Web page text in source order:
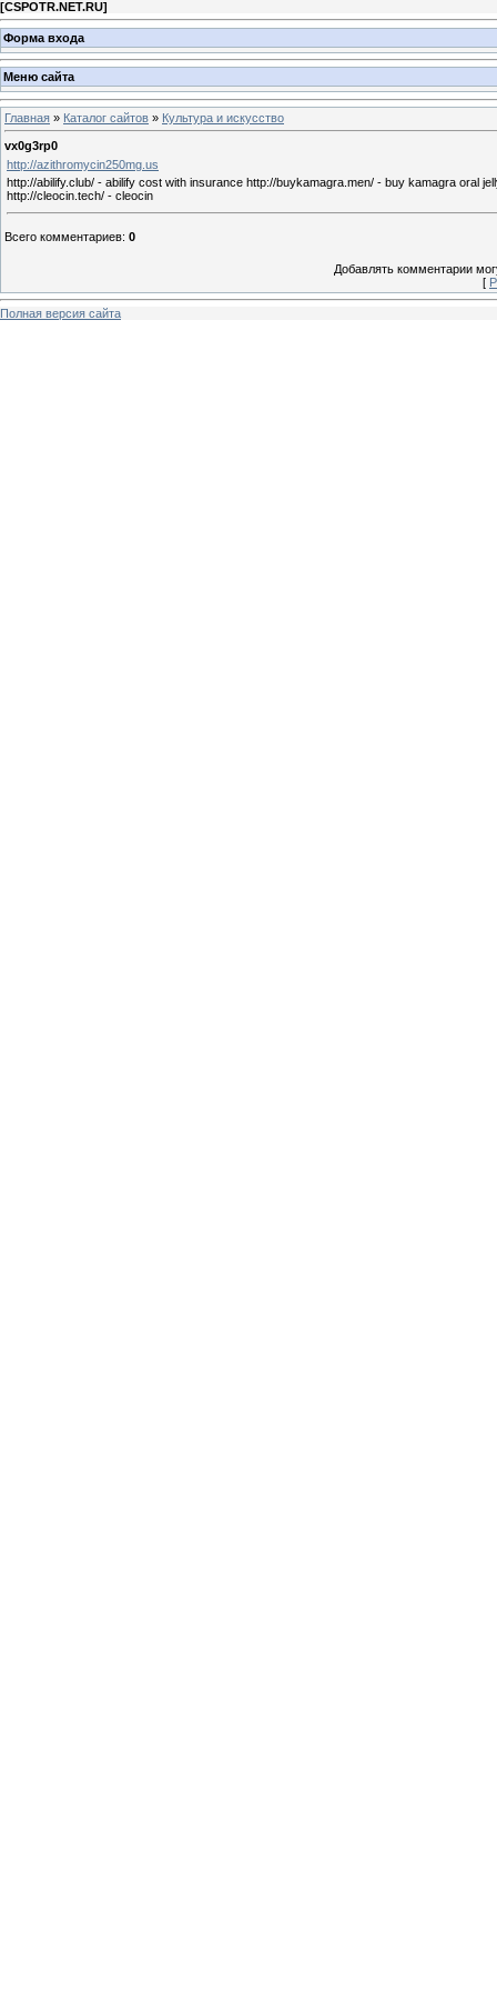
[CSPOTR.NET.RU]
Форма входа
Меню сайта
Главная » Каталог сайтов » Культура и искусство
vx0g3rp0
http://azithromycin250mg.us
http://abilify.club/ - abilify cost with insurance http://buykamagra.men/ - buy kamagra oral
http://cleocin.tech/ - cleocin
Всего комментариев: 0
Добавлять комментарии
[
Полная версия сайта